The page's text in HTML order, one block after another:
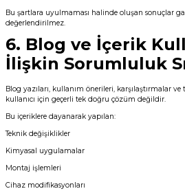
Havuz
Havuz Pompa
Havuz
Bu şartlara uyulmaması halinde oluşan sonuçlar
değerlendirilmez.
6. Blog ve İçerik
İlişkin Sorumluluk
Blog yazıları, kullanım önerileri, karşılaştırmalar
kullanıcı için geçerli tek doğru çözüm değildir.
Bu içeriklere dayanarak yapılan:
Teknik değişiklikler
Kimyasal uygulamalar
Montaj işlemleri
Cihaz modifikasyonları